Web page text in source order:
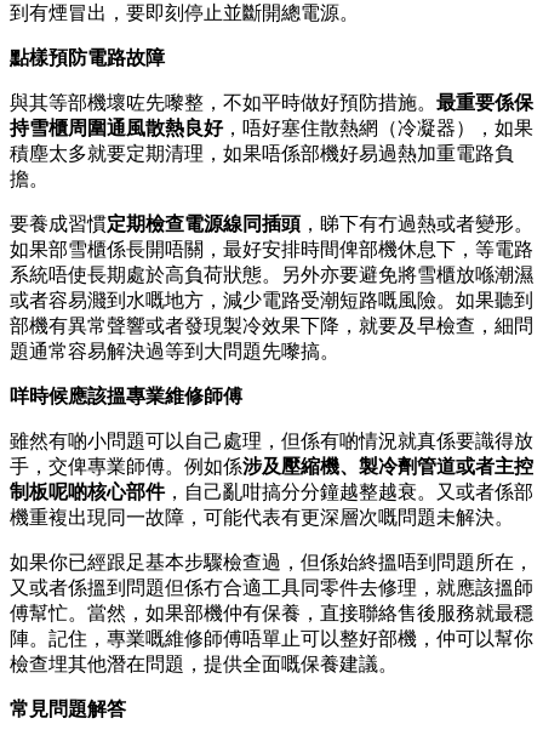
到有煙冒出，要即刻停止並斷開總電源。
點樣預防電路故障
與其等部機壞咗先嚟整，不如平時做好預防措施。 最重要係保
持雪櫃周圍通風散熱良好，唔好塞住散熱網（冷凝器），如果
積塵太多就要定期清理，如果唔係部機好易過熱加重電路負
擔。
要養成習慣定期檢查電源線同插頭 ，睇下有冇過熱或者變形。
如果部雪櫃係長開唔關，最好安排時間俾部機休息下，等電路
系統唔使長期處於高負荷狀態。另外亦要避免將雪櫃放喺潮濕
或者容易濺到水嘅地方，減少電路受潮短路嘅風險。如果聽到
部機有異常聲響或者發現製冷效果下降，就要及早檢查，細問
題通常容易解決過等到大問題先嚟搞。
咩時候應該搵專業維修師傅
雖然有啲小問題可以自己處理，但係有啲情況就真係要識得放
手，交俾專業師傅。例如係涉及壓縮機、製冷劑管道或者主控
制板呢啲核心部件，自己亂咁搞分分鐘越整越衰。又或者係部
機重複出現同一故障，可能代表有更深層次嘅問題未解決。
如果你已經跟足基本步驟檢查過，但係始終搵唔到問題所在，
又或者係搵到問題但係冇合適工具同零件去修理，就應該搵師
傅幫忙。當然，如果部機仲有保養，直接聯絡售後服務就最穩
陣。記住，專業嘅維修師傅唔單止可以整好部機，仲可以幫你
檢查埋其他潛在問題，提供全面嘅保養建議。
常見問題解答